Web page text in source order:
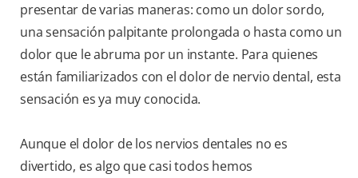
presentar de varias maneras: como un dolor sordo,
una sensación palpitante prolongada o hasta como un
dolor que le abruma por un instante. Para quienes
están familiarizados con el dolor de nervio dental, esta
sensación es ya muy conocida.
Aunque el dolor de los nervios dentales no es
divertido, es algo que casi todos hemos